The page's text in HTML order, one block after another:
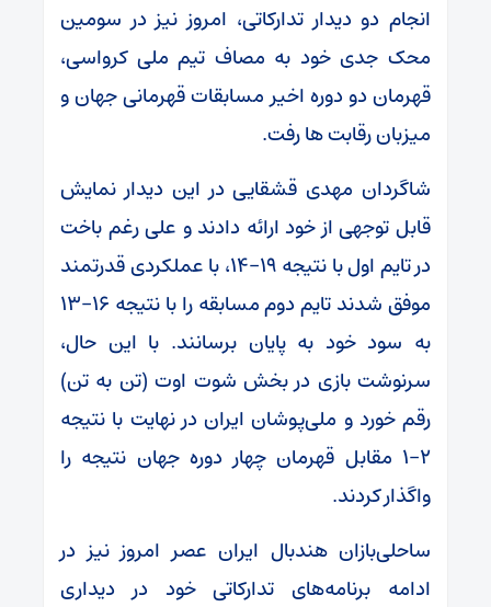
انجام دو دیدار تدارکاتی، امروز نیز در سومین
محک جدی خود به مصاف تیم ملی کرواسی،
قهرمان دو دوره اخیر مسابقات قهرمانی جهان و
میزبان رقابت ها رفت.
شاگردان مهدی قشقایی در این دیدار نمایش
قابل توجهی از خود ارائه دادند و علی رغم باخت
در تایم اول با نتیجه ۱۹-۱۴، با عملکردی قدرتمند
موفق شدند تایم دوم مسابقه را با نتیجه ۱۶-۱۳
به سود خود به پایان برسانند. با این حال،
سرنوشت بازی در بخش شوت‌ اوت (تن به تن)
رقم خورد و ملی‌پوشان ایران در نهایت با نتیجه
۲-۱ مقابل قهرمان چهار دوره جهان نتیجه را
واگذار کردند.
ساحلی‌بازان هندبال ایران عصر امروز نیز در
ادامه برنامه‌های تدارکاتی خود در دیداری